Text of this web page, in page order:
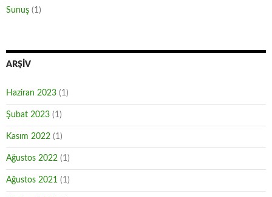
Sunuş (1)
ARŞIV
Haziran 2023 (1)
Şubat 2023 (1)
Kasım 2022 (1)
Ağustos 2022 (1)
Ağustos 2021 (1)